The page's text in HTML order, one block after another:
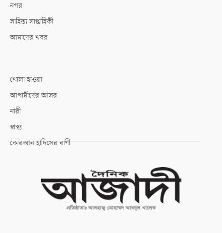
নগর
সাহিত্য সাপ্তাহিকী
আমাদের খবর
খোলা হাওয়া
আগামীদের আসর
নারী
স্বাস্থ্য
কোরআন হাদিসের বাণী